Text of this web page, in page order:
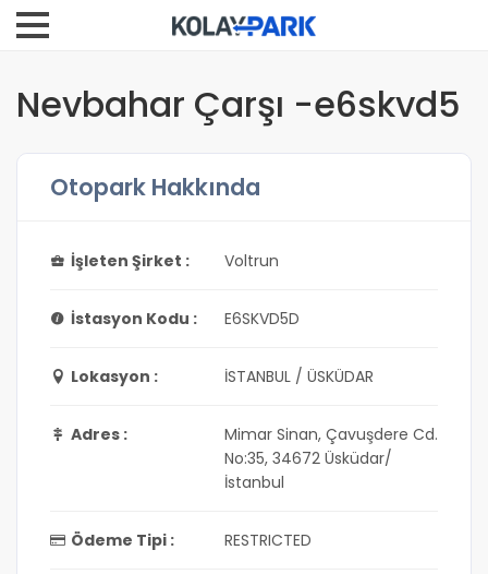
Nevbahar Çarşı -e6skvd5
Otopark Hakkında
İşleten Şirket : Voltrun
İstasyon Kodu : E6SKVD5D
Lokasyon : İSTANBUL / ÜSKÜDAR
Adres :
Mimar Sinan, Çavuşdere Cd.
No:35, 34672 Üsküdar/
İstanbul
Ödeme Tipi : RESTRICTED